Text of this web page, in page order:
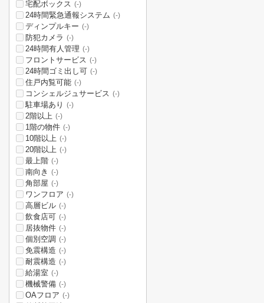
宅配ボックス (-)
24時間緊急通報システム (-)
ディンプルキー (-)
防犯カメラ (-)
24時間有人管理 (-)
フロントサービス (-)
24時間ゴミ出し可 (-)
住戸内覧可能 (-)
コンシェルジュサービス (-)
駐車場あり (-)
2階以上 (-)
1階の物件 (-)
10階以上 (-)
20階以上 (-)
最上階 (-)
南向き (-)
角部屋 (-)
ワンフロア (-)
高層ビル (-)
飲食店可 (-)
居抜物件 (-)
個別空調 (-)
免震構造 (-)
耐震構造 (-)
給湯室 (-)
機械警備 (-)
OAフロア (-)